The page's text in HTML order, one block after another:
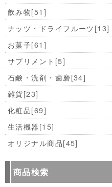
飲み物[51]
ナッツ・ドライフルーツ[13]
お菓子[61]
サプリメント [5]
石鹸・洗剤・歯磨[34]
雑貨[23]
化粧品[69]
生活機器[15]
オリジナル商品[45]
商品検索